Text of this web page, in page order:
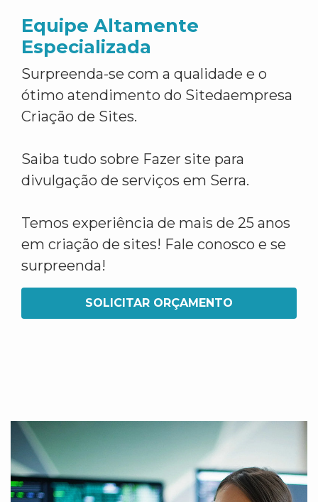
Equipe Altamente
Especializada
Surpreenda-se com a qualidade e o
ótimo atendimento do Sitedaempresa
Criação de Sites.
Saiba tudo sobre Fazer site para
divulgação de serviços em Serra.
Temos experiência de mais de 25 anos
em criação de sites! Fale conosco e se
surpreenda!
SOLICITAR ORÇAMENTO